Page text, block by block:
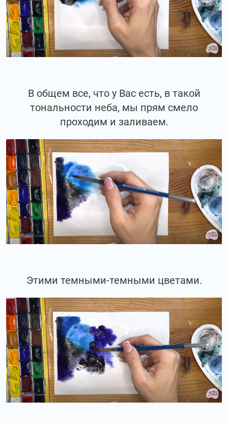
В общем все, что у Вас есть, в такой
тональности неба, мы прям смело
проходим и заливаем.
Этими темными-темными цветами.